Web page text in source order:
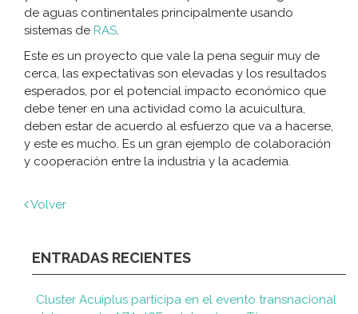
de aguas continentales principalmente usando
sistemas de RAS
Este es un proyecto que vale la pena seguir muy de
cerca, las expectativas son elevadas y los resultados
esperados, por el potencial impacto económico que
debe tener en una actividad como la acuicultura,
deben estar de acuerdo al esfuerzo que va a hacerse,
y este es mucho. Es un gran ejemplo de colaboración
y cooperación entre la industria y la academia.
Volver
ENTRADAS RECIENTES
Cluster Acuiplus participa en el evento transnacional